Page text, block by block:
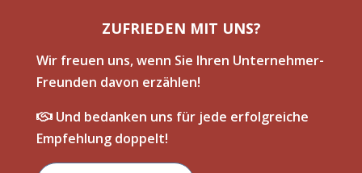
ZUFRIEDEN MIT UNS?
Wir freuen uns, wenn Sie Ihren Unternehmer-
Freunden davon erzählen!
Und bedanken uns für jede erfolgreiche
Empfehlung doppelt!